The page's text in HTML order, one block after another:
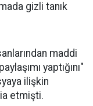
gizli tanık
maddi
yaptığını"
ilişkin
etmişti.